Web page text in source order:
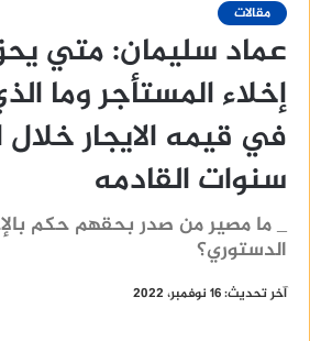
مقالات
عماد سليمان: متي
إخلاء المستأجر وما
في قيمه الايجار
سنوات القادمه
_ ما مصير من صدر بحقهم حكم
الدستوري؟
آخر تحديث: 16 نوفمبر، 2022